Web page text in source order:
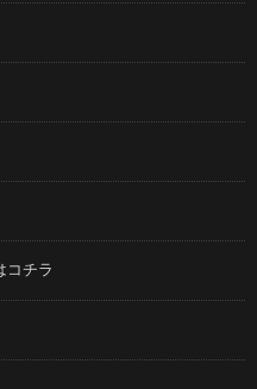
コチラ